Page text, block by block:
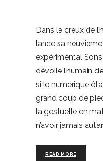
Dans le creux de
lance sa
expérimental
dévoile l’humain
si le numérique
grand coup de
la gestuelle en
n’avoir jamais
READ MORE